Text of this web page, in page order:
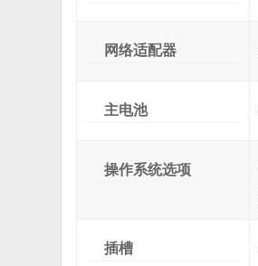
网络适配器
主电池
操作系统选项
插槽